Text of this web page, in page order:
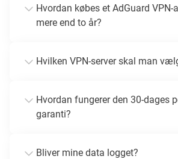
Hvordan købes et AdGuard
mere end to år?
Hvilken VPN-server skal man
Hvordan fungerer den 30-dages
garanti?
Bliver mine data logget?